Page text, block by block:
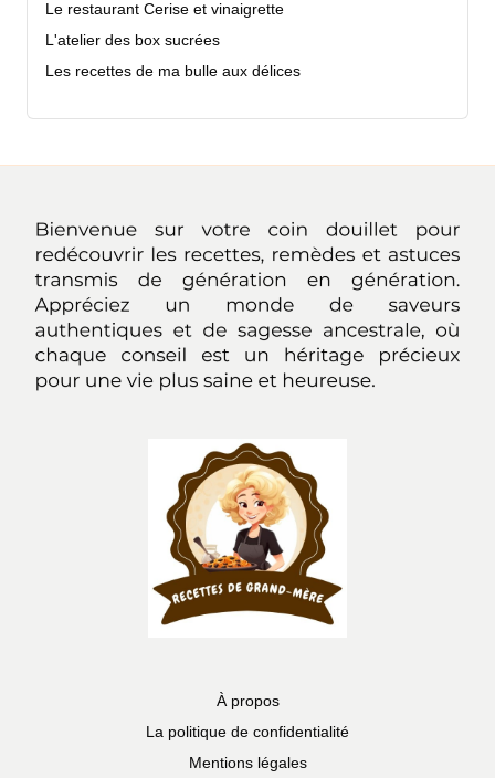
Le restaurant Cerise et vinaigrette
L'atelier des box sucrées
Les recettes de ma bulle aux délices
À propos
La politique de confidentialité
Mentions légales